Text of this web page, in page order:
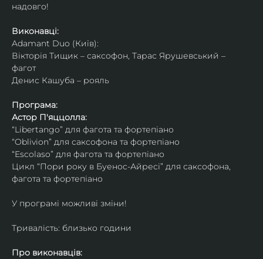
надовго!
Виконавці:
Adamant Duo (Київ):
Вікторія Тищик – саксофон, Тарас Ярушевський –
фагот
Денис Кашуба – рояль
Програма:
Астор П'яццолла:
“Libertango” для фагота та фортепіано
“Oblivion” для саксофона та фортепіано
“Escolaso” для фагота та фортепіано
Цикл “Пори року в Буенос-Айресі” для саксофона,
фагота та фортепіано
У програмі можливі зміни!
Тривалість: близько години
Про виконавців: